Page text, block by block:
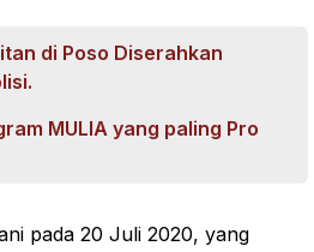
di Poso Diserahkan
MULIA yang paling Pro
pada 20 Juli 2020, yang